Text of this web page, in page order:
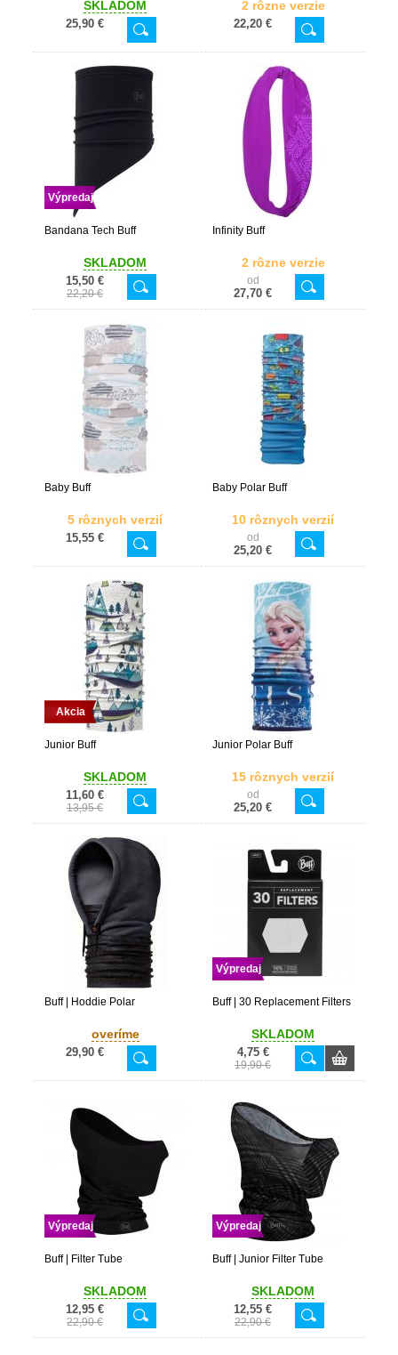
SKLADOM
25,90 €
2 rôzne verzie
22,20 €
Výpredaj
Bandana Tech Buff
SKLADOM
15,50 €
22,20 €
Infinity Buff
2 rôzne verzie
od
27,70 €
Baby Buff
5 rôznych verzií
15,55 €
Baby Polar Buff
10 rôznych verzií
od
25,20 €
Akcia
Junior Buff
SKLADOM
11,60 €
13,95 €
Junior Polar Buff
15 rôznych verzií
od
25,20 €
Buff | Hoddie Polar
overíme
29,90 €
Výpredaj
Buff | 30 Replacement Filters
SKLADOM
4,75 €
19,90 €
Výpredaj
Buff | Filter Tube
SKLADOM
12,95 €
22,90 €
Výpredaj
Buff | Junior Filter Tube
SKLADOM
12,55 €
22,90 €